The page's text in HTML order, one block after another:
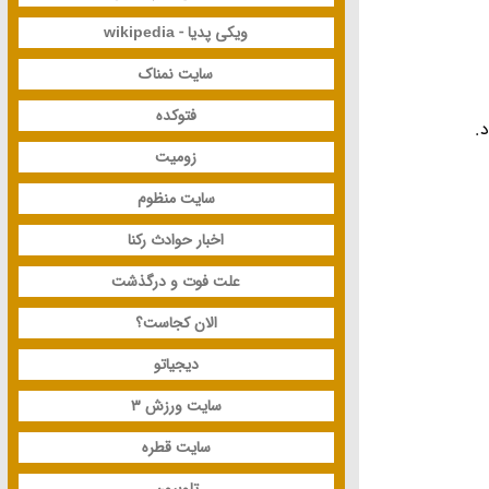
ویکی پدیا - wikipedia
سایت نمناک
فتوکده
زومیت
سایت منظوم
اخبار حوادث رکنا
علت فوت و درگذشت
الان کجاست؟
دیجیاتو
سایت ورزش 3
سایت قطره